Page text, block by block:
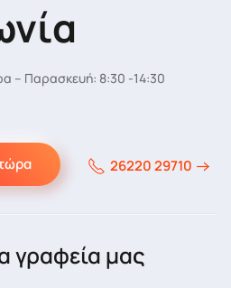
– Παρασκευή: 8:30 -14:30
26220 29710
γραφεία μας